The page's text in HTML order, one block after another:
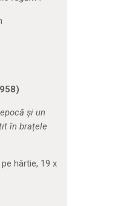
și un
în brațele
hârtie, 19 x